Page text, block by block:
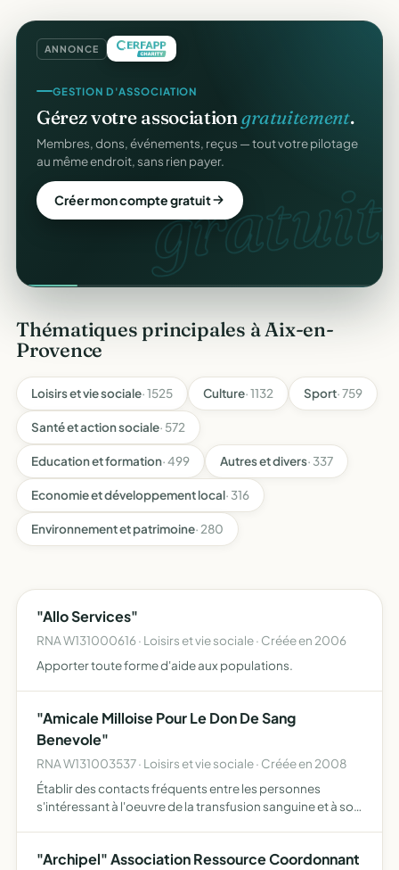
ANNONCE
gratuit.
GESTION D'ASSOCIATION
Gérez votre associationgratuitement.
Membres, dons, événements, reçus — tout votre pilotage
au même endroit, sans rien payer.
Créer mon compte gratuit
Thématiques principales à Aix-en-
Provence
Loisirs et vie sociale· 1525 Culture· 1132 Sport· 759
Santé et action sociale· 572
Education et formation· 499 Autres et divers· 337
Economie et développement local· 316
Environnement et patrimoine· 280
"Allo Services"
RNA W131000616 · Loisirs et vie sociale · Créée en 2006
Apporter toute forme d'aide aux populations.
"Amicale Milloise Pour Le Don De Sang
Benevole"
RNA W131003537 · Loisirs et vie sociale · Créée en 2008
Établir des contacts fréquents entre les personnes
s'intéressant à l'oeuvre de la transfusion sanguine et à son
"Archipel" Association Ressource Coordonnant